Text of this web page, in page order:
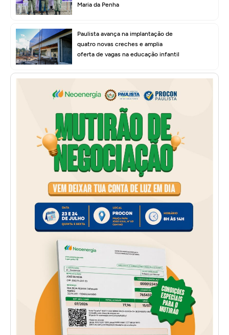
Maria da Penha
Paulista avança na implantação de
quatro novas creches e amplia
oferta de vagas na educação infantil